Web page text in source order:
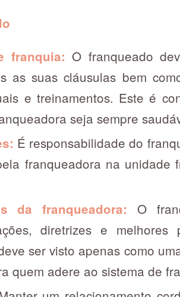
franquia:O franqueado
as suas cláusulas bem
e treinamentos. Este é
seja sempre
É responsabilidade do
franqueadora na unidade
da franqueadora: O
diretrizes e melhores
ser visto apenas como
quem adere ao sistema de